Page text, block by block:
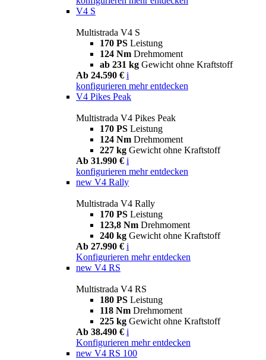
V4 S
Multistrada V4 S
170 PS Leistung
124 Nm Drehmoment
ab 231 kg Gewicht ohne Kraftstoff
Ab 24.590 € i
konfigurieren mehr entdecken
V4 Pikes Peak
Multistrada V4 Pikes Peak
170 PS Leistung
124 Nm Drehmoment
227 kg Gewicht ohne Kraftstoff
Ab 31.990 € i
konfigurieren mehr entdecken
new V4 Rally
Multistrada V4 Rally
170 PS Leistung
123,8 Nm Drehmoment
240 kg Gewicht ohne Kraftstoff
Ab 27.990 € i
Konfigurieren mehr entdecken
new V4 RS
Multistrada V4 RS
180 PS Leistung
118 Nm Drehmoment
225 kg Gewicht ohne Kraftstoff
Ab 38.490 € i
Konfigurieren mehr entdecken
new V4 RS 100